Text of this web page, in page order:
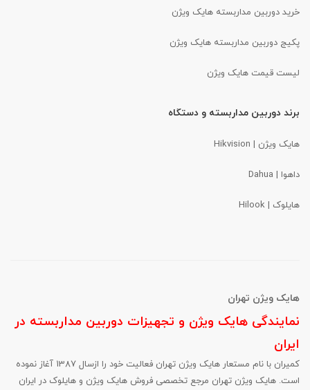
خرید دوربین مداربسته هایک ویژن
پکیج دوربین مداربسته هایک ویژن
لیست قیمت هایک ویژن
برند دوربین مداربسته و دستگاه
هایک ویژن | Hikvision
داهوا | Dahua
هایلوک | Hilook
هایک ویژن تهران
نمایندگی هایک ویژن و تجهیزات دوربین مداربسته در
ایران
کمیران با نام مستعار هایک ویژن تهران فعالیت خود را ازسال 1387 آغاز نموده
است. هایک ویژن تهران مرجع تخصصی فروش هایک ویژن و هایلوک در ایران